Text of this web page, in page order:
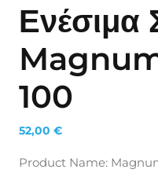
Ενέσιμα
100
52,00 €
Product Name: